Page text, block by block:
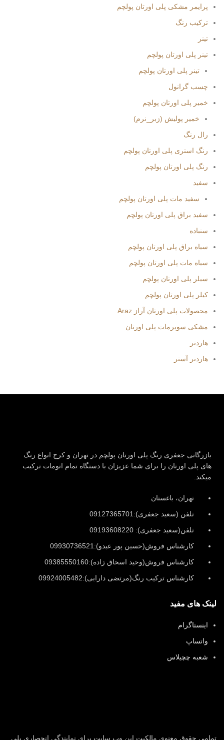
پرایمر مشکی پلی اورتان پولچم
ترکیب رنگ
تینر
تینر پلی اورتان پولچم
تینر پلی اورتان پولچم
چسب گرانول
خمیر پلی اورتان پولچم
خمیر پولیش (زبر_نرم)
رال رنگ
رنگ استری پلی اورتان پولچم
رنگ پلی اورتان پولچم
سفید
سفید مات پلی اورتان پولچم
سفید براق پلی اورتان پولچم
سنباده
سیاه براق پلی اورتان پولچم
سیاه مات پلی اورتان پولچم
سیلر پلی اورتان پولچم
کیلر پلی اورتان پولچم
محصولات پلی اورتان آراز Araz
مشکی سوپرمات پلی اورتان
هاردنر
هاردنر آستر
بازرگانی جعفری رنگ پلی اورتان پولچم در تهران و کرج انواع رنگ
های پلی اورتان را برای شما عزیزان با دستگاه تمام اتومات ترکیب
میکند.
تهران، باغستان
تلفن (سعید جعفری):09127365701
تلفن(سعید جعفری): 09193608220
کارشناس فروش(حسین پور عبدو):09930736521
کارشناس فروش(وحید اسحاق زاده):09385550160
کارشناس ترکیب رنگ(مرتضی دارابی):09924005482
لینک های مفید
اینستاگرام
واتساپ
شعبه چچیلاس
تمامی حقوق معنوی مالکیت این وب‌ سایت برای نمایندگی انحصاری پلی